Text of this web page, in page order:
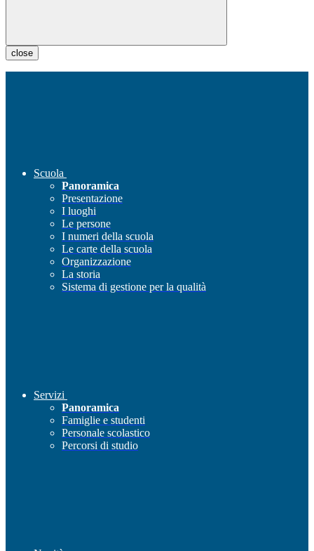
close
Scuola
Panoramica
Presentazione
I luoghi
Le persone
I numeri della scuola
Le carte della scuola
Organizzazione
La storia
Sistema di gestione per la qualità
Servizi
Panoramica
Famiglie e studenti
Personale scolastico
Percorsi di studio